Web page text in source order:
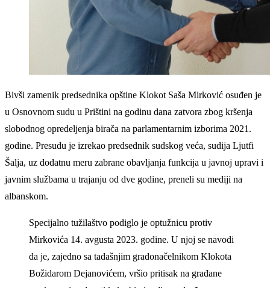
Bivši zamenik predsednika opštine Klokot Saša Mirković osuđen je
u Osnovnom sudu u Prištini na godinu dana zatvora zbog kršenja
slobodnog opredeljenja birača na parlamentarnim izborima 2021.
godine. Presudu je izrekao predsednik sudskog veća, sudija Ljutfi
Šalja, uz dodatnu meru zabrane obavljanja funkcija u javnoj upravi i
javnim službama u trajanju od dve godine, preneli su mediji na
albanskom.
Specijalno tužilaštvo podiglo je optužnicu protiv
Mirkovića 14. avgusta 2023. godine. U njoj se navodi
da je, zajedno sa tadašnjim gradonačelnikom Klokota
Božidarom Dejanovićem, vršio pritisak na građane